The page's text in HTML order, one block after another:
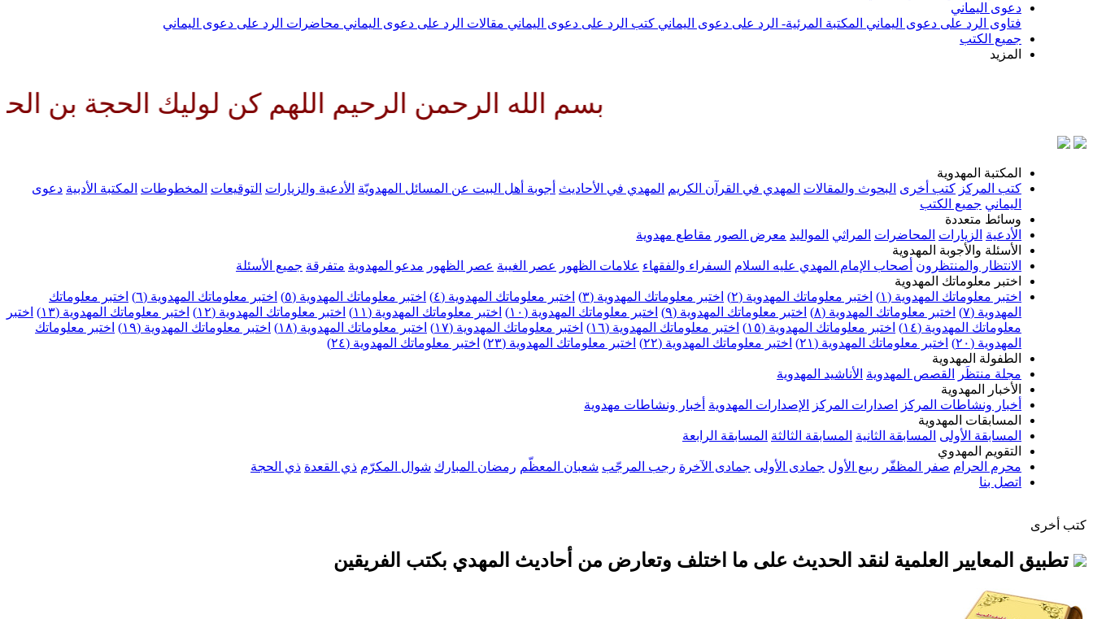
دعوى اليماني
فتاوى الرد على دعوى اليماني المكتبة المرئية- الرد على دعوى اليماني كتب الرد على دعوى اليماني مقالات الرد على دعوى اليماني محاضرات الرد على دعوى اليماني
جميع الكتب
المزيد
بسم الله الرحمن الرحيم اللهم كن لوليك الحجة بن الحسن
المكتبة المهدوية
كتب المركز كتب أخرى البحوث والمقالات المهدي في القرآن الكريم المهدي في الأحاديث أجوبة أهل البيت عن المسائل المهدويّة الأدعية والزيارات التوقيعات المخطوطات المكتبة الأدبية دعوى
اليماني جميع الكتب
وسائط متعددة
الأدعية الزيارات المحاضرات المراثي المواليد معرض الصور مقاطع مهدوية
الأسئلة والأجوبة المهدوية
الانتظار والمنتظرون أصحاب الإمام المهدي عليه السلام السفراء والفقهاء علامات الظهور عصر الغيبة عصر الظهور مدعو المهدوية متفرقة جميع الأسئلة
اختبر معلوماتك المهدوية
اختبر معلوماتك المهدوية (١)
اختبر معلوماتك المهدوية (٢) اختبر معلوماتك المهدوية (٣) اختبر معلوماتك المهدوية (٤) اختبر معلوماتك المهدوية (٥) اختبر معلوماتك المهدوية (٦)
اختبر معلوماتك
المهدوية (٧)
اختبر معلوماتك المهدوية (٨) اختبر معلوماتك المهدوية (٩) اختبر معلوماتك المهدوية (١٠) اختبر معلوماتك المهدوية (١١) اختبر معلوماتك المهدوية (١٢) اختبر معلوماتك المهدوية (١٣)
اختبر
معلوماتك المهدوية (١٤)
اختبر معلوماتك المهدوية (١٥) اختبر معلوماتك المهدوية (١٦) اختبر معلوماتك المهدوية (١٧) اختبر معلوماتك المهدوية (١٨) اختبر معلوماتك المهدوية (١٩)
اختبر معلوماتك
المهدوية (٢٠)
اختبر معلوماتك المهدوية (٢١) اختبر معلوماتك المهدوية (٢٢) اختبر معلوماتك المهدوية (٢٣)
اختبر معلوماتك المهدوية (٢٤)
الطفولة المهدوية
مجلة منتظَر
القصص المهدوية الأناشيد المهدوية
الأخبار المهدوية
أخبار ونشاطات المركز
اصدارات المركز الإصدارات المهدوية أخبار ونشاطات مهدوية
المسابقات المهدوية
المسابقة الأولى المسابقة الثانية المسابقة الثالثة المسابقة الرابعة
التقويم المهدوي
محرم الحرام صفر المظفّر ربيع الأول جمادى الأولى جمادى الآخرة رجب المرجّب شعبان المعظّم رمضان المبارك شوال المكرّم ذي القعدة ذي الحجة
اتصل بنا
كتب أخرى
تطبيق المعايير العلمية لنقد الحديث على ما اختلف وتعارض من أحاديث المهدي بكتب الفريقين